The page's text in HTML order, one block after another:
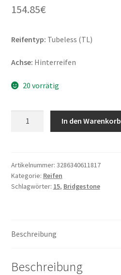
154.85€
Reifentyp: Tubeless (TL)
Achse: Hinterreifen
20 vorrätig
-
15
76H
In den Warenkorb
Artikelnummer: 3286340611817
Kategorie: Reifen
Schlagwörter: 15, Bridgestone
Beschreibung
Beschreibung